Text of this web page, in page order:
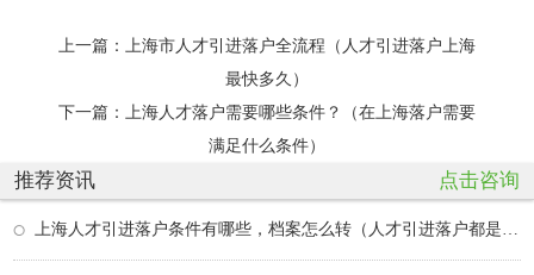
上一篇：
上海市人才引进落户全流程（人才引进落户上海
最快多久）
下一篇：
上海人才落户需要哪些条件？（在上海落户需要
满足什么条件）
推荐资讯 点击咨询